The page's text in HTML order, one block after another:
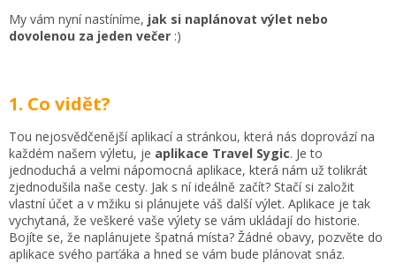
My vám nyní nastíníme, jak si naplánovat výlet nebo
dovolenou za jeden večer :)
1. Co vidět?
Tou nejosvědčenější aplikací a stránkou, která nás doprovází na
každém našem výletu, je aplikace Travel Sygic. Je to
jednoduchá a velmi nápomocná aplikace, která nám už tolikrát
zjednodušila naše cesty. Jak s ní ideálně začít? Stačí si založit
vlastní účet a v mžiku si plánujete váš další výlet. Aplikace je tak
vychytaná, že veškeré vaše výlety se vám ukládají do historie.
Bojíte se, že naplánujete špatná místa? Žádné obavy, pozvěte do
aplikace svého parťáka a hned se vám bude plánovat snáz.